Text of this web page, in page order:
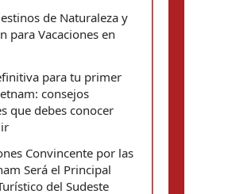
de Naturaleza y
para Vacaciones en
para tu primer
consejos
que debes conocer
Convincente por las
Será el Principal
del Sudeste